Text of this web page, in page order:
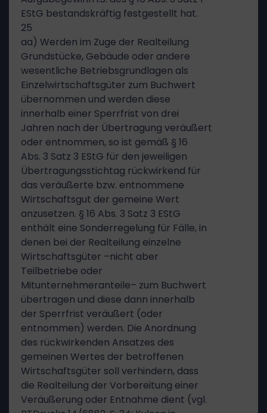
EStG bestandskräftig festgestellt hat.
25
aa) Werden im Zuge der Realteilung
Grundstücke, Gebäude oder andere
wesentliche Betriebsgrundlagen als
Einzelwirtschaftsgüter zum Buchwert
übernommen und werden diese
innerhalb einer Sperrfrist von drei
Jahren nach der Übertragung veräußert
oder entnommen, so ist gemäß § 16
Abs. 3 Satz 3 EStG für den jeweiligen
Übertragungsstichtag rückwirkend für
das veräußerte bzw. entnommene
Wirtschaftsgut der gemeine Wert
anzusetzen. § 16 Abs. 3 Satz 3 EStG
enthält eine Sonderregelung für Fälle, in
denen bei der Realteilung einzelne
Wirtschaftsgüter –nicht aber
Teilbetriebe oder
Mitunternehmeranteile– zum Buchwert
übertragen und diese dann innerhalb
der Sperrfrist veräußert (oder
entnommen) werden. Die Anordnung
des rückwirkenden Ansatzes des
gemeinen Wertes der betroffenen
Wirtschaftsgüter soll verhindern, dass
die Realteilung der Vorbereitung einer
Veräußerung oder Entnahme dient (vgl.